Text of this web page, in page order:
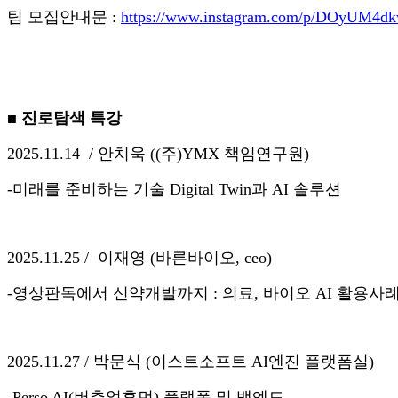
팀 모집안내문 : https://www.instagram.com/p/
■ 진로탐색 특강
2025.11.14 / 안치욱 ((주)YMX 책임연구원)
-미래를 준비하는 기술 Digital Twin과 AI 솔루션
2025.11.25 / 이재영 (바른바이오, ceo)
-영상판독에서 신약개발까지 : 의료, 바이오 AI 활용사례
2025.11.27 / 박문식 (이스트소프트 AI엔진 플랫폼실)